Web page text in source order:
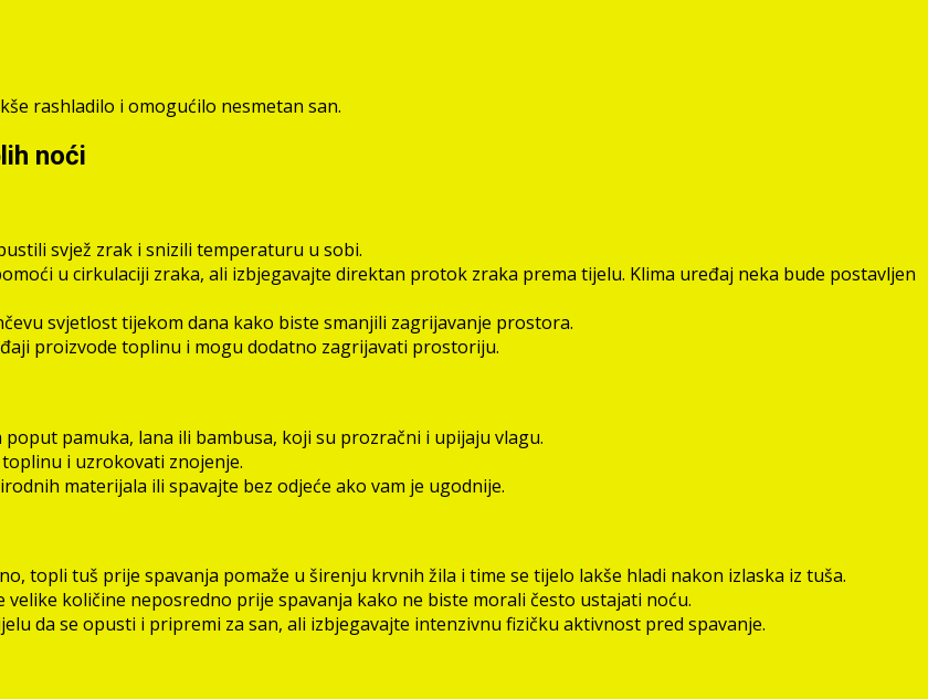
rashladilo i omogućilo nesmetan san.
noći
svjež zrak i snizili temperaturu u sobi.
u cirkulaciji zraka, ali izbjegavajte direktan protok zraka prema tijelu. Klima uređaj neka bude postavljen
svjetlost tijekom dana kako biste smanjili zagrijavanje prostora.
proizvode toplinu i mogu dodatno zagrijavati prostoriju.
pamuka, lana ili bambusa, koji su prozračni i upijaju vlagu.
i uzrokovati znojenje.
materijala ili spavajte bez odjeće ako vam je ugodnije.
topli tuš prije spavanja pomaže u širenju krvnih žila i time se tijelo lakše hladi nakon izlaska iz tuša.
količine neposredno prije spavanja kako ne biste morali često ustajati noću.
da se opusti i pripremi za san, ali izbjegavajte intenzivnu fizičku aktivnost pred spavanje.